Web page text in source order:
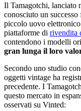
Il Tamagotchi, lanciato
conosciuto un
piccolo uovo
piattaforme di rivendita
contendono i modelli
gran lunga il loro
Secondo uno studio
oggetti vintage ha
precedente. I
questo mercato in
osservati su Vinted: